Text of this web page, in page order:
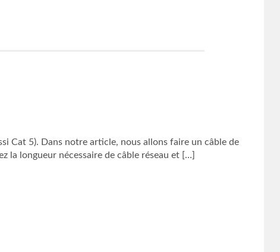
Cat 5). Dans notre article, nous allons faire un câble de
la longueur nécessaire de câble réseau et […]